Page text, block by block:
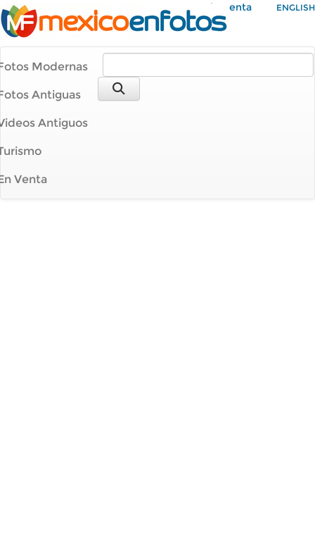
Mi Cuenta ENGLISH
Modernas
Antiguas
Antiguos
Venta